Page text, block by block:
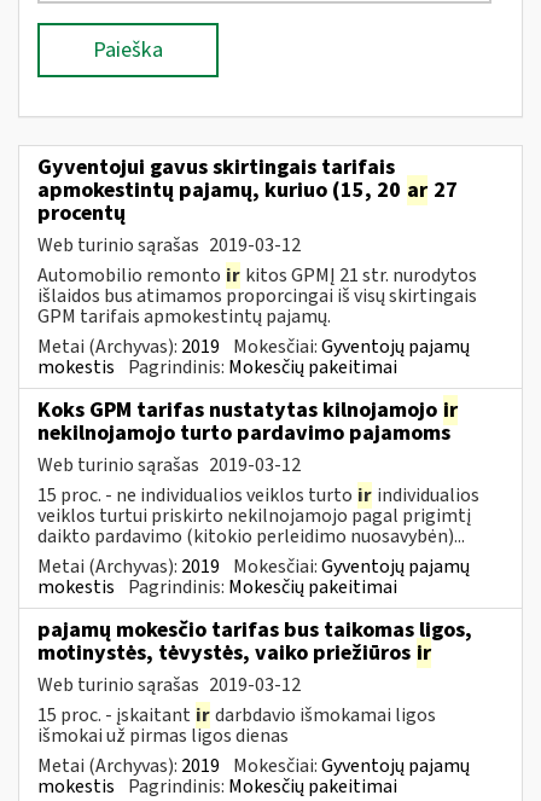
Paieška
Gyventojui gavus skirtingais tarifais
apmokestintų pajamų, kuriuo (15, 20 ar 27
procentų
Web turinio sąrašas 2019-03-12
Automobilio remonto ir kitos GPMĮ 21 str. nurodytos
išlaidos bus atimamos proporcingai iš visų skirtingais
GPM tarifais apmokestintų pajamų.
Metai (Archyvas): 2019 Mokesčiai:Gyventojų pajamų
mokestis Pagrindinis: Mokesčių pakeitimai
Koks GPM tarifas nustatytas kilnojamojo ir
nekilnojamojo turto pardavimo pajamoms
Web turinio sąrašas 2019-03-12
15 proc. - ne individualios veiklos turto ir individualios
veiklos turtui priskirto nekilnojamojo pagal prigimtį
daikto pardavimo (kitokio perleidimo nuosavybėn)...
Metai (Archyvas): 2019 Mokesčiai:Gyventojų pajamų
mokestis Pagrindinis: Mokesčių pakeitimai
pajamų mokesčio tarifas bus taikomas ligos,
motinystės, tėvystės, vaiko priežiūros ir
Web turinio sąrašas 2019-03-12
15 proc. - įskaitant irdarbdavio išmokamai ligos
išmokai už pirmas ligos dienas
Metai (Archyvas): 2019 Mokesčiai:Gyventojų pajamų
mokestis Pagrindinis: Mokesčių pakeitimai